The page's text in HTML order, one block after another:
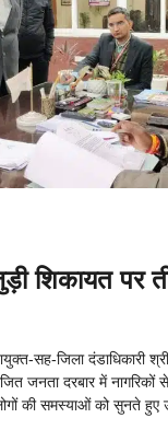
शिकायत पर
सह-जिला दंडाधिकारी
जनता दरबार में नागरिकों
की समस्याओं को सुनते हुए